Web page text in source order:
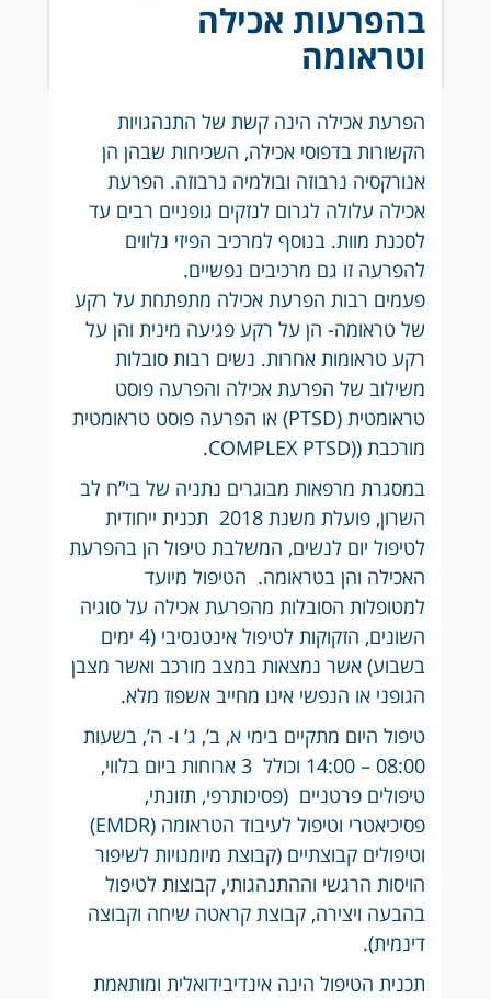
בהפרעות אכילה
וטראומה
הפרעת אכילה הינה קשת של התנהגויות
הקשורות בדפוסי אכילה, השכיחות שבהן הן
אנורקסיה נרבוזה ובולמיה נרבוזה. הפרעת
אכילה עלולה לגרום לנזקים גופניים רבים עד
לסכנת מוות. בנוסף למרכיב הפיזי נלווים
להפרעה זו גם מרכיבים נפשיים.
פעמים רבות הפרעת אכילה מתפתחת על רקע
של טראומה- הן על רקע פגיעה מינית והן על
רקע טראומות אחרות. נשים רבות סובלות
משילוב של הפרעת אכילה והפרעה פוסט
טראומטית (PTSD) או הפרעה פוסט טראומטית
מורכבת ((COMPLEX PTSD.
במסגרת מרפאות מבוגרים נתניה של בי”ח לב
השרון, פועלת משנת 2018 תכנית ייחודית
לטיפול יום לנשים, המשלבת טיפול הן בהפרעת
האכילה והן בטראומה. הטיפול מיועד
למטופלות הסובלות מהפרעת אכילה על סוגיה
השונים, הזקוקות לטיפול אינטנסיבי (4 ימים
בשבוע) אשר נמצאות במצב מורכב ואשר מצבן
הגופני או הנפשי אינו מחייב אשפוז מלא.
טיפול היום מתקיים בימי א, ב’, ג’ ו- ה’, בשעות
08:00 – 14:00 וכולל 3 ארוחות ביום בלווי,
טיפולים פרטניים (פסיכותרפי, תזונתי,
פסיכיאטרי וטיפול לעיבוד הטראומה (EMDR)
וטיפולים קבוצתיים (קבוצת מיומנויות לשיפור
הויסות הרגשי וההתנהגותי, קבוצות לטיפול
בהבעה ויצירה, קבוצת קראטה שיחה וקבוצה
דינמית).
תכנית הטיפול הינה אינדיבידואלית ומותאמת